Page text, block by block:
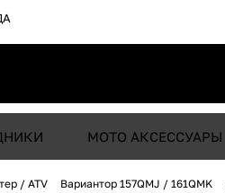
МОТО АКСЕССУАРЫ
/ ATV Вариантор 157QMJ / 161QMK